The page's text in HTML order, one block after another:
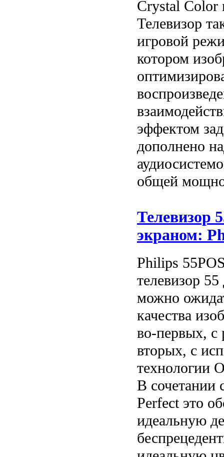
Crystal
Телевизор
игровой
котором
эффектом
дополнено
общей
Телевизор
экраном:
Philips
телевизор
можно
качества
во-первых, с
вторых, с
технологии
В сочетании
Perfect это
идеальную